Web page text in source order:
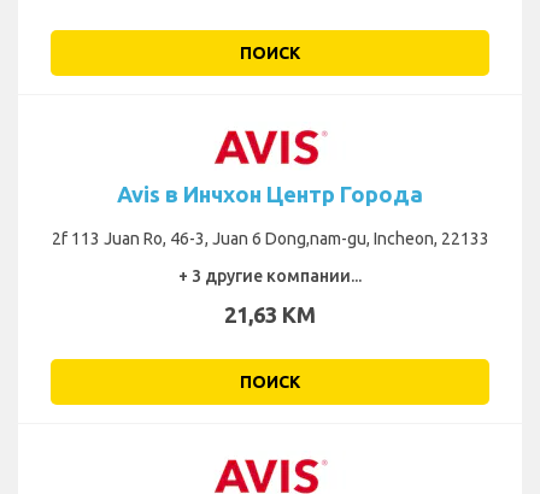
ПОИСК
Avis в Инчхон Центр Города
2f 113 Juan Ro, 46-3, Juan 6 Dong,nam-gu, Incheon, 22133
+ 3 другие компании...
21,63 KM
ПОИСК